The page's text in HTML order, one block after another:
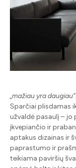
„mažiau yra
Sparčiai plisdamas
užvaldė pasaulį – jo
įkvepiančio ir
aptakus dizainas ir
paprastumo ir
teikiama paviršių